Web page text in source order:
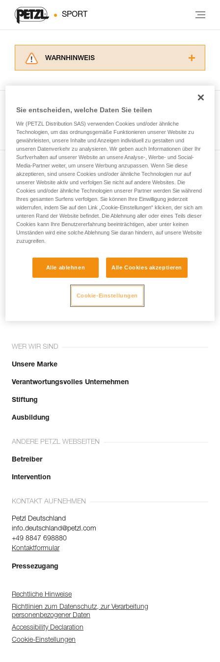
SPORT
WARNHINWEIS
ziehen. Um diese Zusatzinformationen
der Gebrauchsanweisung enthaltenen
Informationen richtig verstanden haben.
Die Beherrschung dieser Techniken setzt eine
entsprechende Ausbildung und ein spezielles
Training voraus. Prüfen Sie zusammen mit
einem Profi, ob Sie in der Lage sind, den
Vorgang alleine sicher zu wiederholen, bevor
Sie ihn eigenständig durchführen.
Wir geben Beispiele für die mit Ihrer Aktivität
verbundenen Techniken. Möglicherweise gibt es
noch andere Techniken, die hier nicht
beschrieben werden.
Alle Techniken ansehen
Newsletter abonnieren
und auf dem Laufenden bleiben
Email *
Tritt der Community bei!
WER WIR SIND
Unsere Marke
Verantwortungsvolles Unternehmen
Stiftung
Ausbildung
ANDERE PETZL WEBSEITEN
Betreiber
Intervention
KONTAKT AUFNEHMEN
Petzl Deutschland
info.deutschland@petzl.com
+49 8847 698880
Kontaktformular
Pressezugang
Rechtliche Hinweise
Richtlinien zum Datenschutz, zur Verarbeitung
personenbezogener Daten
Accessibility Declaration
Cookie-Einstellungen
Sie entscheiden, welche Daten Sie teilen
Wir (PETZL Distribution SAS) verwenden Cookies und/oder ähnliche
Technologien, um das ordnungsgemäße Funktionieren unserer Website zu
gewährleisten, unsere Inhalte und Anzeigen individuell zu gestalten und
unseren Datenverkehr zu analysieren. Wir geben auch Informationen über Ihr
Surfverhalten auf unserer Website an unsere Analyse-, Werbe- und Social-
Media-Partner weiter, um unsere Werbung anzupassen. Wenn Sie diese
akzeptieren, sind unsere Cookies und/oder ähnliche Technologien nur auf
unserer Website aktiv und verfolgen Sie nicht auf andere Websites. Die
Cookies und/oder ähnliche Technologien unserer Partner werden Sie während
Ihres gesamten Surfens verfolgen. Sie können Ihre Einwilligung jederzeit
widerrufen, indem Sie auf den Link „Cookie-Einstellungen“ klicken, der sich am
unteren Rand der Website befindet. Die Ablehnung aller oder eines Teils dieser
Cookies kann Ihre Benutzererfahrung beeinträchtigen, aber unter keinen
Umständen wird eine solche Ablehnung Sie daran hindern, auf unsere Website
zuzugreifen.
Alle ablehnen Alle Cookies akzeptieren
Cookie-Einstellungen